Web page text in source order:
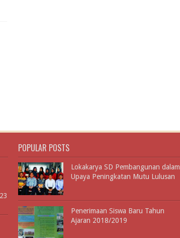
POPULAR POSTS
Lokakarya SD Pembangunan dalam
Upaya Peningkatan Mutu Lulusan
Penerimaan Siswa Baru Tahun
Ajaran 2018/2019